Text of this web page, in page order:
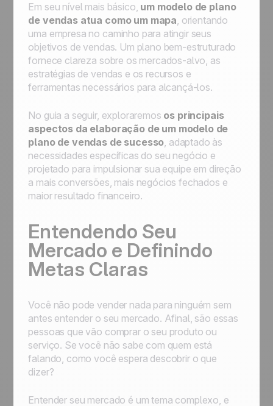
Em seu nível mais básico, um modelo de plano
de vendas atua como um mapa, orientando
uma empresa no caminho para atingir seus
objetivos de vendas. Um plano bem-estruturado
fornece clareza sobre os mercados-alvo, as
estratégias de vendas e os recursos e
ferramentas necessários para alcançá-los.
No guia a seguir, exploraremos os principais
aspectos da elaboração de um modelo de
plano de vendas de sucesso, adaptado às
necessidades específicas do seu negócio e
projetado para impulsionar sua equipe em direção
a mais conversões, mais negócios fechados e
maior resultado financeiro.
Entendendo Seu
Mercado e Definindo
Metas Claras
Você não pode vender nada para ninguém sem
antes entender o seu mercado. Afinal, são essas
pessoas que vão comprar o seu produto ou
serviço. Se você não sabe com quem está
falando, como você espera descobrir o que
dizer?
Entender seu mercado é um tema complexo, e